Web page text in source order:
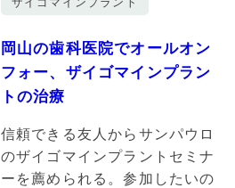
岡山の歯科医院でオールオン
フォー、ザイゴマインプラン
トの治療
信頼できる友人からサンパウロ
のザイゴマインプラントセミナ
ーを薦められる。参加したいの